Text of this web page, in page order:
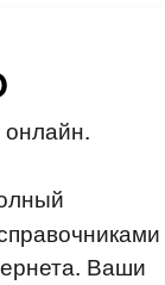
Ваши